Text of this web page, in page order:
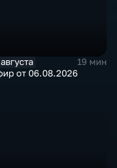
19 мин
от 06.08.2026